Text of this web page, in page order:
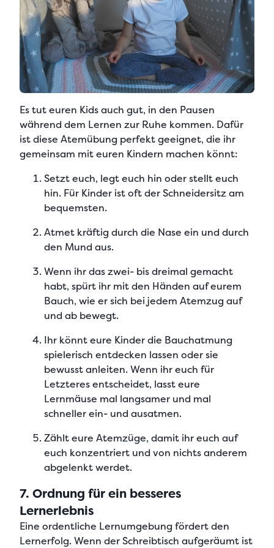
Es tut euren Kids auch gut, in den Pausen
während dem Lernen zur Ruhe kommen. Dafür
ist diese Atemübung perfekt geeignet, die ihr
gemeinsam mit euren Kindern machen könnt:
Setzt euch, legt euch hin oder stellt euch
hin. Für Kinder ist oft der Schneidersitz am
bequemsten.
Atmet kräftig durch die Nase ein und durch
den Mund aus.
Wenn ihr das zwei- bis dreimal gemacht
habt, spürt ihr mit den Händen auf eurem
Bauch, wie er sich bei jedem Atemzug auf
und ab bewegt.
Ihr könnt eure Kinder die Bauchatmung
spielerisch entdecken lassen oder sie
bewusst anleiten. Wenn ihr euch für
Letzteres entscheidet, lasst eure
Lernmäuse mal langsamer und mal
schneller ein- und ausatmen.
Zählt eure Atemzüge, damit ihr euch auf
euch konzentriert und von nichts anderem
abgelenkt werdet.
7. Ordnung für ein besseres
Lernerlebnis
Eine ordentliche Lernumgebung fördert den
Lernerfolg. Wenn der Schreibtisch aufgeräumt ist